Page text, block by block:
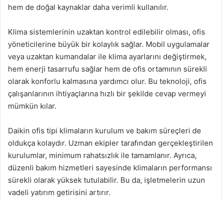
hem de doğal kaynaklar daha verimli kullanılır.
Klima sistemlerinin uzaktan kontrol edilebilir olması, ofis
yöneticilerine büyük bir kolaylık sağlar. Mobil uygulamalar
veya uzaktan kumandalar ile klima ayarlarını değiştirmek,
hem enerji tasarrufu sağlar hem de ofis ortamının sürekli
olarak konforlu kalmasına yardımcı olur. Bu teknoloji, ofis
çalışanlarının ihtiyaçlarına hızlı bir şekilde cevap vermeyi
mümkün kılar.
Daikin ofis tipi klimaların kurulum ve bakım süreçleri de
oldukça kolaydır. Uzman ekipler tarafından gerçekleştirilen
kurulumlar, minimum rahatsızlık ile tamamlanır. Ayrıca,
düzenli bakım hizmetleri sayesinde klimaların performansı
sürekli olarak yüksek tutulabilir. Bu da, işletmelerin uzun
vadeli yatırım getirisini artırır.